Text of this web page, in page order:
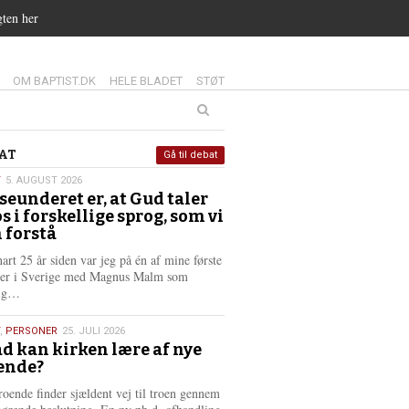
her
14.0:
OM BAPTIST.DK 15.0:
HELE BLADET 16.0:
STØT
5. AUGUST 2026
er, at Gud taler
i forskellige sprog, som vi
forstå
25 år siden var jeg på én af mine første
i Sverige med Magnus Malm som
s
m
e
r
e
, PERSONER 25. JULI 2026
kan kirken lære af nye
finder sjældent vej til troen gennem
Gå til debat